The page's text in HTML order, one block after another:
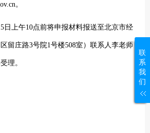
。
上午10点前将申报材料报送至北京市经
留庄路3号院1号楼508室）联系人李老师
理。
联
系
我
们